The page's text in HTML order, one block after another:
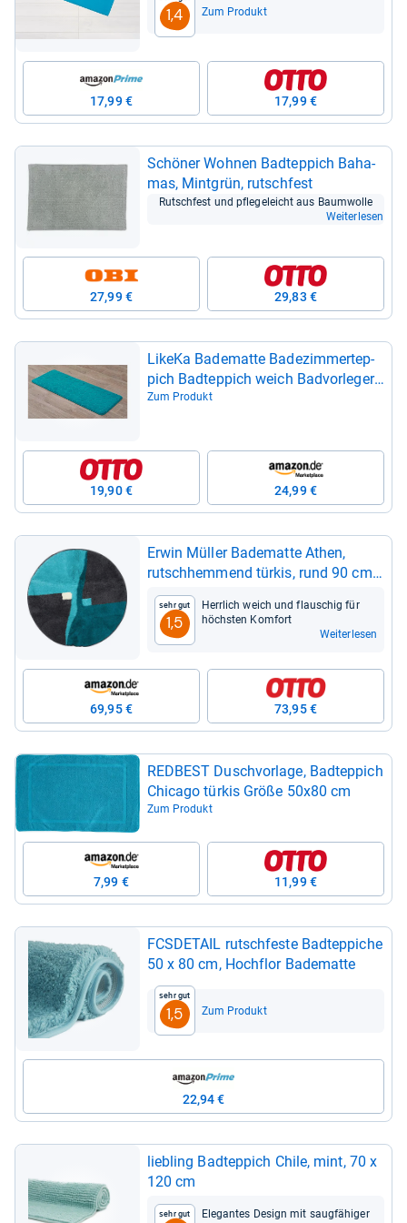
1,4 Zum Produkt
17,99 € 17,99 €
Schö­ner Woh­nen Bad­t­ep­pich Baha­
mas, Mint­grün, rutsch­fest
Rutsch­fest und pfle­ge­leicht aus Baum­wolle
Weiterlesen
27,99 € 29,83 €
LikeKa Bade­matte Bade­zim­mer­tep­
pich Bad­t­ep­pich weich Bad­vor­le­ger
45x120 cm, rutsch­hem­mend
zungs­ge­eig­net
Zum Produkt
19,90 € 24,99 €
Erwin Mül­ler Bade­matte Athen,
rutsch­hem­mend tür­kis, rund 90 cm
Ø
Sehr gut
1,5
Herr­lich weich und flau­schig für
höchs­ten Kom­fort
Weiterlesen
69,95 € 73,95 €
RED­BEST Dusch­vor­lage, Bad­t­ep­pich
Chi­cago tür­kis Größe 50x80 cm
Zum Produkt
7,99 € 11,99 €
FCS­DE­TAIL rutsch­feste Bad­t­ep­pi­che
50 x 80 cm, Hoch­flor Bade­matte
Sehr gut
1,5 Zum Produkt
22,94 €
lieb­ling Bad­t­ep­pich Chile, mint, 70 x
120 cm
Sehr gut
Ele­gan­tes Design mit saug­fä­hi­ger